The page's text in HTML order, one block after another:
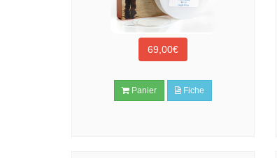
69,00€
Panier Fiche